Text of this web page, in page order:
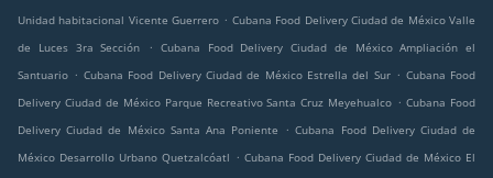
Unidad habitacional Vicente Guerrero . Cubana Food Delivery Ciudad de México Valle
de Luces 3ra Sección
. Cubana Food Delivery Ciudad de México Ampliación el
Santuario . Cubana Food Delivery Ciudad de México Estrella del Sur . Cubana Food
Delivery Ciudad de México Parque Recreativo Santa Cruz Meyehualco . Cubana Food
Delivery Ciudad de México Santa Ana Poniente
. Cubana Food Delivery Ciudad de
México Desarrollo Urbano Quetzalcóatl . Cubana Food Delivery Ciudad de México El